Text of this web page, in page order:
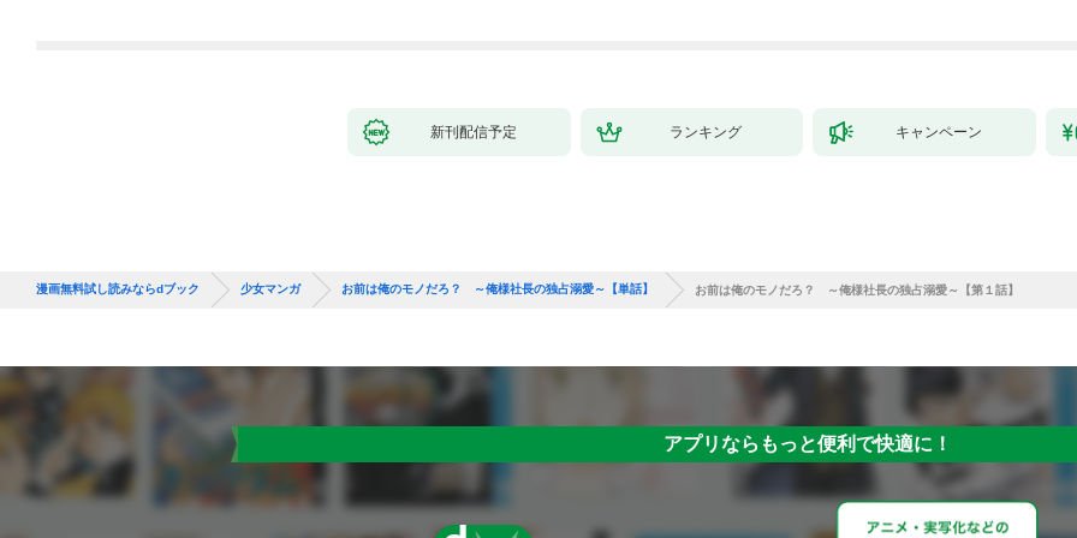
新刊配信予定 ランキング キャンペーン
漫画無料試し読みならdブック 少女マンガ お前は俺のモノだろ？ ～俺様社長の独占溺愛～【単話】 お前は俺のモノだろ？ ～俺様社長の独占溺愛～【第１話】
アプリならもっと便利で快適に！